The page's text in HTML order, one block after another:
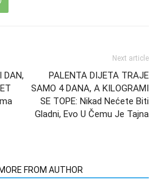
DAN,
Next article
PALENTA DIJETA TRAJE
SAMO 4 DANA, A KILOGRAMI
SE TOPE: Nikad Nećete Biti
Gladni, Evo U Čemu Je Tajna
MORE FROM AUTHOR